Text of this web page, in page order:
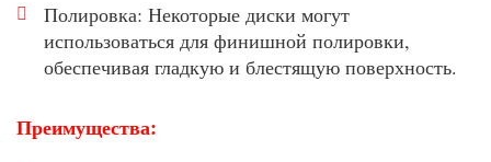
Полировка: Некоторые диски могут
использоваться для финишной полировки,
обеспечивая гладкую и блестящую поверхность.
Преимущества: